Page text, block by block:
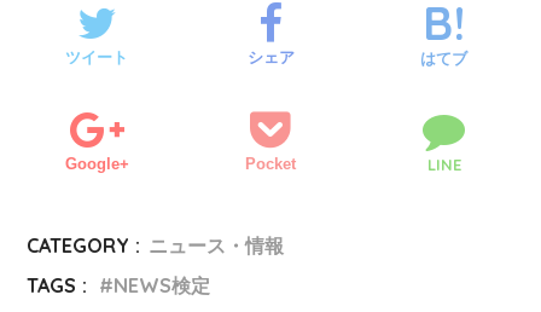
ツイート シェア はてブ
Google+ Pocket LINE
CATEGORY : ニュース・情報
TAGS :
NEWS検定